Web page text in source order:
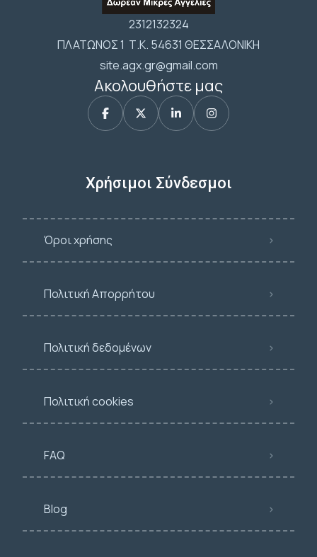
2312132324
ΠΛΑΤΩΝΟΣ 1 Τ.Κ. 54631 ΘΕΣΣΑΛΟΝΙΚΗ
site.agx.gr@gmail.com
Ακολουθήστε μας
Χρήσιμοι Σύνδεσμοι
Όροι χρήσης
Πολιτική Απορρήτου
Πολιτική δεδομένων
Πολιτική cookies
FAQ
Blog